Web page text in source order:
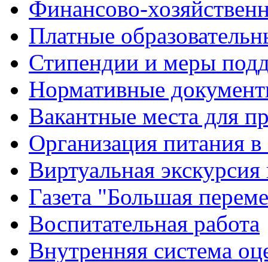
Финансово-
Платные
Стипендии и меры
Нормативные
Вакантные места для
Организация питания в
Виртуальная
Газета "Большая
Воспитательная работа
Внутренняя система